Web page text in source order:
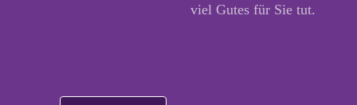
viel Gutes für Sie tut.